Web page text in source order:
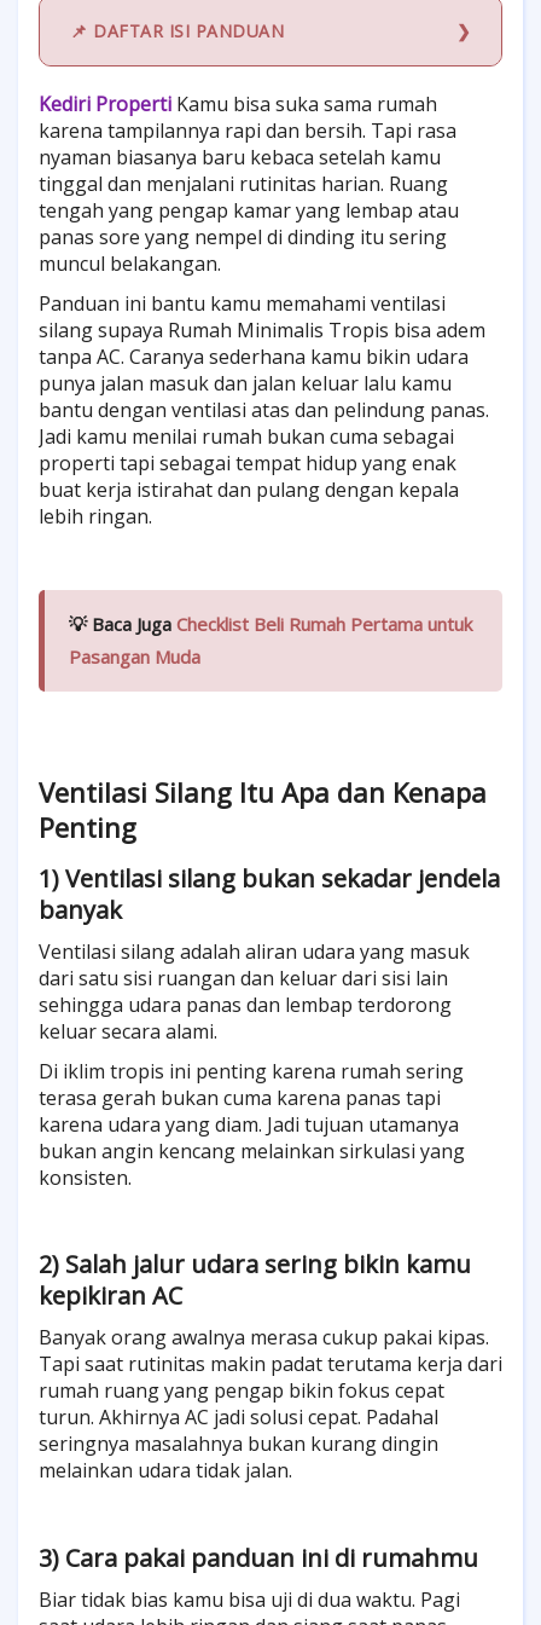
📌 DAFTAR ISI PANDUAN
Kediri Properti Kamu bisa suka sama rumah
karena tampilannya rapi dan bersih. Tapi rasa
nyaman biasanya baru kebaca setelah kamu
tinggal dan menjalani rutinitas harian. Ruang
tengah yang pengap kamar yang lembap atau
panas sore yang nempel di dinding itu sering
muncul belakangan.
Panduan ini bantu kamu memahami ventilasi
silang supaya Rumah Minimalis Tropis bisa adem
tanpa AC. Caranya sederhana kamu bikin udara
punya jalan masuk dan jalan keluar lalu kamu
bantu dengan ventilasi atas dan pelindung panas.
Jadi kamu menilai rumah bukan cuma sebagai
properti tapi sebagai tempat hidup yang enak
buat kerja istirahat dan pulang dengan kepala
lebih ringan.
💡 Baca Juga Checklist Beli Rumah Pertama untuk
Pasangan Muda
Ventilasi Silang Itu Apa dan Kenapa
Penting
1) Ventilasi silang bukan sekadar jendela
banyak
Ventilasi silang adalah aliran udara yang masuk
dari satu sisi ruangan dan keluar dari sisi lain
sehingga udara panas dan lembap terdorong
keluar secara alami.
Di iklim tropis ini penting karena rumah sering
terasa gerah bukan cuma karena panas tapi
karena udara yang diam. Jadi tujuan utamanya
bukan angin kencang melainkan sirkulasi yang
konsisten.
2) Salah jalur udara sering bikin kamu
kepikiran AC
Banyak orang awalnya merasa cukup pakai kipas.
Tapi saat rutinitas makin padat terutama kerja dari
rumah ruang yang pengap bikin fokus cepat
turun. Akhirnya AC jadi solusi cepat. Padahal
seringnya masalahnya bukan kurang dingin
melainkan udara tidak jalan.
3) Cara pakai panduan ini di rumahmu
Biar tidak bias kamu bisa uji di dua waktu. Pagi